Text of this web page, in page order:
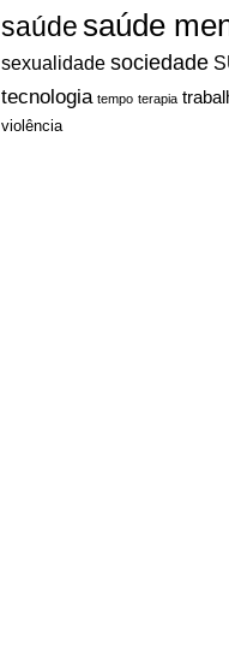
saúdesaúde
sexualidade sociedade
tecnologia tempo terapia
violência